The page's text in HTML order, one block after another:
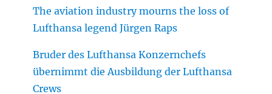
The aviation industry mourns the loss of
Lufthansa legend Jürgen Raps
Bruder des Lufthansa Konzernchefs
übernimmt die Ausbildung der Lufthansa
Crews